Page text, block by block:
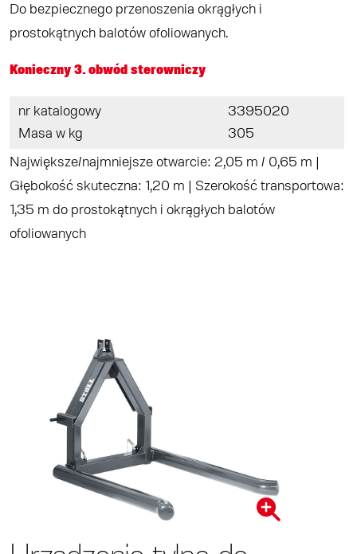
Do bezpiecznego przenoszenia okrągłych i
prostokątnych balotów ofoliowanych.
Konieczny 3. obwód sterowniczy
nr katalogowy
3395020
Masa w kg
305
Największe/najmniejsze otwarcie: 2,05 m / 0,65 m |
Głębokość skuteczna: 1,20 m | Szerokość transportowa:
1,35 m do prostokątnych i okrągłych balotów
ofoliowanych